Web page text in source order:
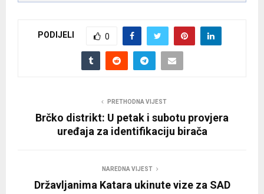
PODIJELI 0
PRETHODNA VIJEST
Brčko distrikt: U petak i subotu provjera
uređaja za identifikaciju birača
NAREDNA VIJEST
Državljanima Katara ukinute vize za SAD